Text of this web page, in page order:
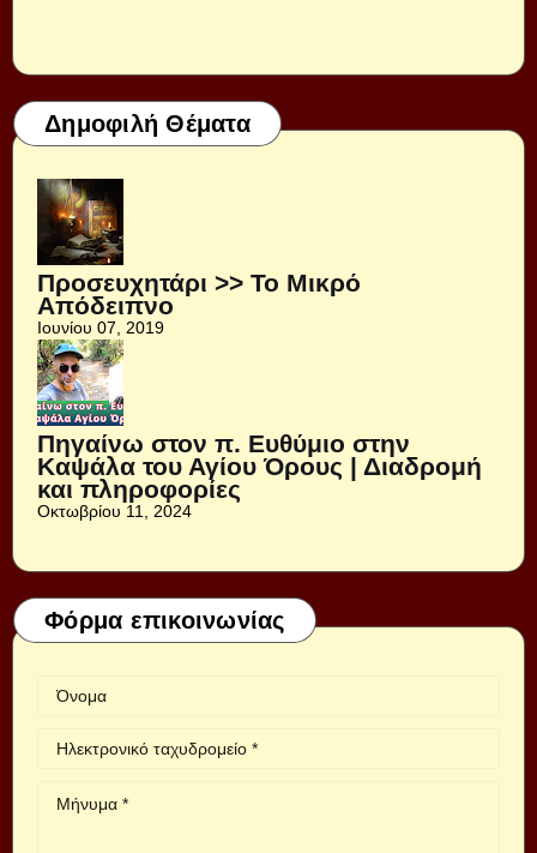
Δημοφιλή Θέματα
Προσευχητάρι >> Το Μικρό
Απόδειπνο
Ιουνίου 07, 2019
Πηγαίνω στον π. Ευθύμιο στην
Καψάλα του Αγίου Όρους | Διαδρομή
και πληροφορίες
Οκτωβρίου 11, 2024
Φόρμα επικοινωνίας